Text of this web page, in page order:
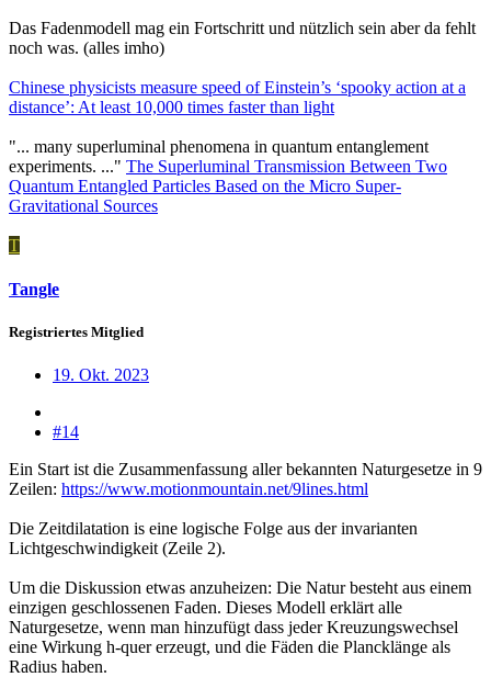
Das Fadenmodell mag ein Fortschritt und nützlich sein aber da fehlt
noch was. (alles imho)
Chinese physicists measure speed of Einstein’s ‘spooky action at a
distance’: At least 10,000 times faster than light
"... many superluminal phenomena in quantum entanglement
experiments. ..." The Superluminal Transmission Between Two
Quantum Entangled Particles Based on the Micro Super-
Gravitational Sources
T
Tangle
Registriertes Mitglied
19. Okt. 2023
#14
Ein Start ist die Zusammenfassung aller bekannten Naturgesetze in 9
Zeilen: https://www.motionmountain.net/9lines.html
Die Zeitdilatation is eine logische Folge aus der invarianten
Lichtgeschwindigkeit (Zeile 2).
Um die Diskussion etwas anzuheizen: Die Natur besteht aus einem
einzigen geschlossenen Faden. Dieses Modell erklärt alle
Naturgesetze, wenn man hinzufügt dass jeder Kreuzungswechsel
eine Wirkung h-quer erzeugt, und die Fäden die Plancklänge als
Radius haben.